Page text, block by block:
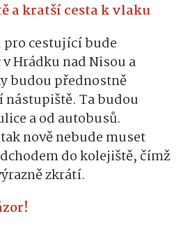
a kratší cesta k vlaku
cestující bude
Hrádku nad Nisou a
budou přednostně
nástupiště. Ta budou
a od autobusů.
nově nebude muset
do kolejiště, čímž
zkrátí.